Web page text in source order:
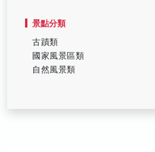
景點分類
古蹟類
國家風景區類
自然風景類